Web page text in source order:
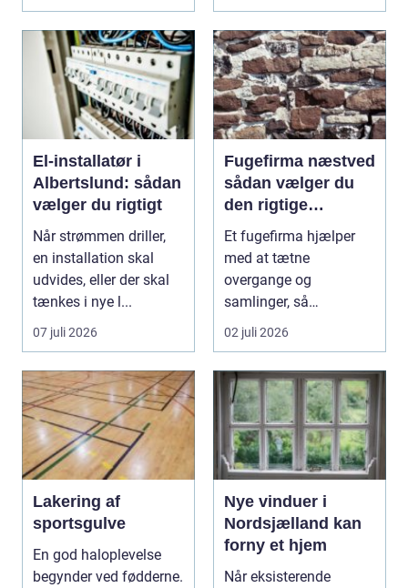
El-installatør i
Albertslund: sådan
vælger du rigtigt
Når strømmen driller,
en installation skal
udvides, eller der skal
tænkes i nye l...
07 juli 2026
Fugefirma næstved
sådan vælger du
den rigtige
fagmand
Et fugefirma hjælper
med at tætne
overgange og
samlinger, så
bygningen holder sig
sund, tør og pæn i...
02 juli 2026
Lakering af
sportsgulve
En god haloplevelse
begynder ved fødderne.
Nye vinduer i
Nordsjælland kan
forny et hjem
Når eksisterende